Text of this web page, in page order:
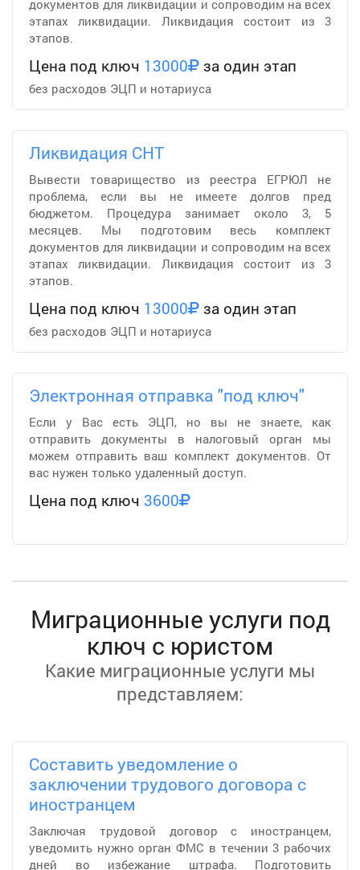
документов для ликвидации и сопроводим на всех
этапах ликвидации. Ликвидация состоит из 3
этапов.
Цена под ключ 13000 за один этап
без расходов ЭЦП и нотариуса
Ликвидация СНТ
Вывести товарищество из реестра ЕГРЮЛ не
проблема, если вы не имеете долгов пред
бюджетом. Процедура занимает около 3, 5
месяцев. Мы подготовим весь комплект
документов для ликвидации и сопроводим на всех
этапах ликвидации. Ликвидация состоит из 3
этапов.
Цена под ключ 13000 за один этап
без расходов ЭЦП и нотариуса
Электронная отправка "под ключ"
Если у Вас есть ЭЦП, но вы не знаете, как
отправить документы в налоговый орган мы
можем отправить ваш комплект документов. От
вас нужен только удаленный доступ.
Цена под ключ 3600
Миграционные услуги под
ключ с юристом
Какие миграционные услуги мы
представляем:
Составить уведомление о
заключении трудового договора с
иностранцем
Заключая трудовой договор с иностранцем,
уведомить нужно орган ФМС в течении 3 рабочих
дней во избежание штрафа. Подготовить